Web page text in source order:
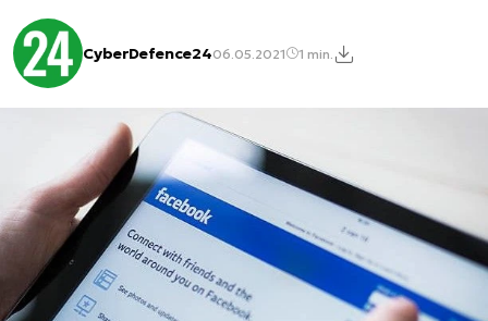
CyberDefence2406.05.2021 1 min.